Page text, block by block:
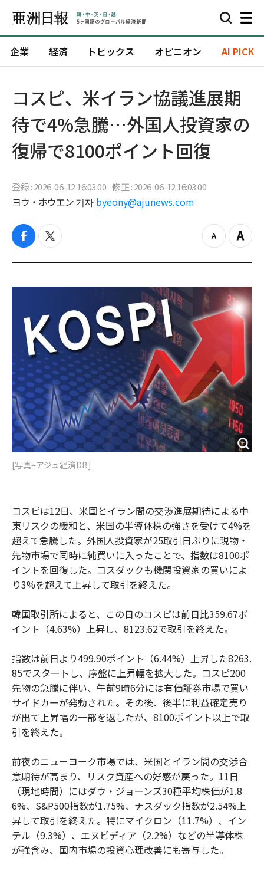
企業 経済 トピックス オピニオン AI PICK
コスピ、米イラン協議進展期
待で4%急騰…外国人投資家の
復帰で8100ポイント回復
登録 : 2026-06-12 16:03:00 修正 : 2026-06-12 16:03:00
ヨウ・ホウエン 기자 byeony@ajunews.com
f
c
b
k
t
i
t
z
o
o
t
Z
o
i
n
[写真=アジュ経済DB]
コスピは12日、米国とイラン間の交渉進展期待による中
東リスクの緩和と、米国の半導体株の強さを受けて4%を
超えて急騰した。外国人投資家が25取引日ぶりに現物・
先物市場で同時に純買いに入ったことで、指数は8100ポ
イントを回復した。コスダックも機関投資家の買いによ
り3%を超えて上昇して取引を終えた。
韓国取引所によると、この日のコスピは前日比359.67ポ
イント（4.63%）上昇し、8123.62で取引を終えた。
指数は前日より499.90ポイント（6.44%）上昇した8263.
85でスタートし、序盤に上昇幅を拡大した。コスピ200
先物の急騰に伴い、午前9時6分には有価証券市場で買い
サイドカーが発動された。その後、後半に利益確定売り
が出て上昇幅の一部を返したが、8100ポイント以上で取
引を終えた。
前夜のニューヨーク市場では、米国とイラン間の交渉合
意期待が高まり、リスク資産への好感が戻った。11日
（現地時間）にはダウ・ジョーンズ30種平均株価が1.8
6%、S&P500指数が1.75%、ナスダック指数が2.54%上
昇して取引を終えた。特にマイクロン（11.7%）、イン
テル（9.3%）、エヌビディア（2.2%）などの半導体株
が強含み、国内市場の投資心理改善にも寄与した。